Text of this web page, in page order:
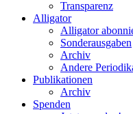
Transparenz
Alligator
Alligator
Sonderausgaben
Archiv
Andere
Publikationen
Archiv
Spenden